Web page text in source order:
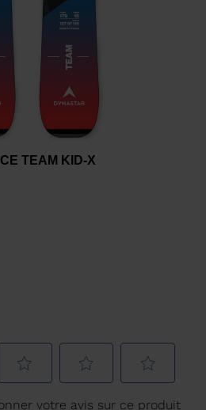
TEAM KID-X